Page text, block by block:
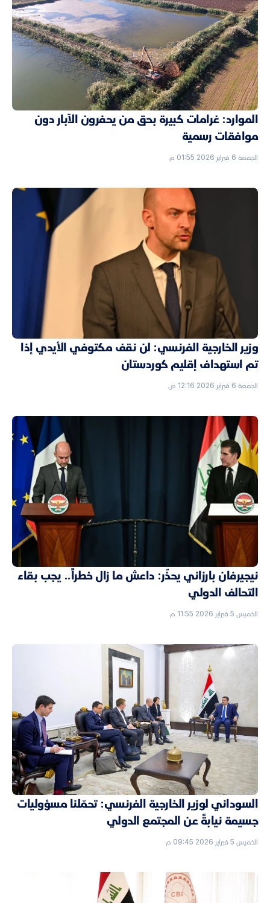
الموارد: غرامات كبيرة بحق من يحفرون الآبار دون
موافقات رسمية
الجمعة 6 فبراير 2026 01:55 م
وزير الخارجية الفرنسي: لن نقف مكتوفي الأيدي إذا
تم استهداف إقليم كوردستان
الجمعة 6 فبراير 2026 12:16 ص
نيجيرفان بارزاني يحذّر: داعش ما زال خطراً.. يجب بقاء
التحالف الدولي
الخميس 5 فبراير 2026 11:55 م
السوداني لوزير الخارجية الفرنسي: تحمّلنا مسؤوليات
جسيمة نيابةً عن المجتمع الدولي
الخميس 5 فبراير 2026 09:45 م